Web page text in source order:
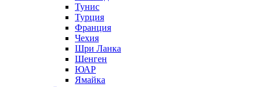
Тунис
Турция
Франция
Чехия
Шри Ланка
Шенген
ЮАР
Ямайка